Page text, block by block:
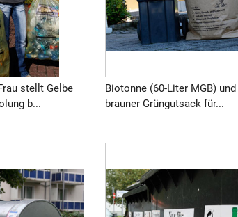
stellt Gelbe
b...
Biotonne (60-Liter MGB) und
brauner Grüngutsack für...